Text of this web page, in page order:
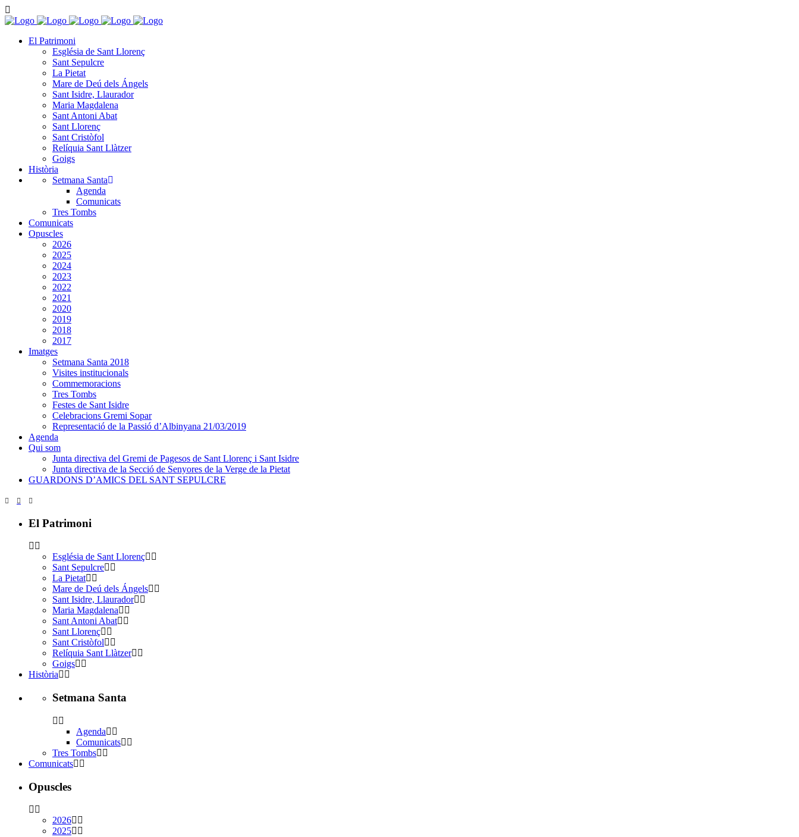
El Patrimoni
Església de Sant Llorenç
Sant Sepulcre
La Pietat
Mare de Deú dels Ángels
Sant Isidre, Llaurador
Maria Magdalena
Sant Antoni Abat
Sant Llorenç
Sant Cristòfol
Relíquia Sant Llàtzer
Goigs
Història
Setmana Santa
Agenda
Comunicats
Tres Tombs
Comunicats
Opuscles
2026
2025
2024
2023
2022
2021
2020
2019
2018
2017
Imatges
Setmana Santa 2018
Visites institucionals
Commemoracions
Tres Tombs
Festes de Sant Isidre
Celebracions Gremi Sopar
Representació de la Passió d’Albinyana 21/03/2019
Agenda
Qui som
Junta directiva del Gremi de Pagesos de Sant Llorenç i Sant Isidre
Junta directiva de la Secció de Senyores de la Verge de la Pietat
GUARDONS D’AMICS DEL SANT SEPULCRE
El Patrimoni
Església de Sant Llorenç
Sant Sepulcre
La Pietat
Mare de Deú dels Ángels
Sant Isidre, Llaurador
Maria Magdalena
Sant Antoni Abat
Sant Llorenç
Sant Cristòfol
Relíquia Sant Llàtzer
Goigs
Història
Setmana Santa
Agenda
Comunicats
Tres Tombs
Comunicats
Opuscles
2026
2025